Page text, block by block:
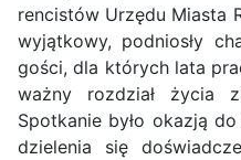
rencistów Urzędu Miasta
wyjątkowy, podniosły
gości, dla których lata
ważny rozdział życia
Spotkanie było okazją
dzielenia się